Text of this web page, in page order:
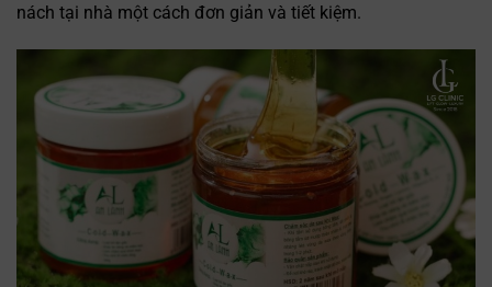
nách tại nhà một cách đơn giản và tiết kiệm.